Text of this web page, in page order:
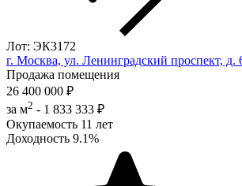
Лот: ЭК3172
г. Москва, ул. Ленинградский проспект, д.
Продажа помещения
26 400 000 ₽
за м2 - 1 833 333 ₽
Окупаемость 11 лет
Доходность 9.1%